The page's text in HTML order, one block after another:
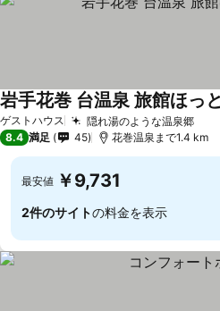
ゲストハウス 隠れ湯のような温泉郷
岩手花巻 台温泉 旅館ほっ
8.4 満足 45 花巻温泉まで1.4 km
最安値 ￥9,731
2件のサイトの料金を表示